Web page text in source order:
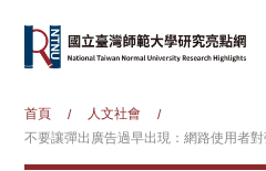
首頁 / 人文社會
/
不要讓彈出廣告過早出現：網路使用者